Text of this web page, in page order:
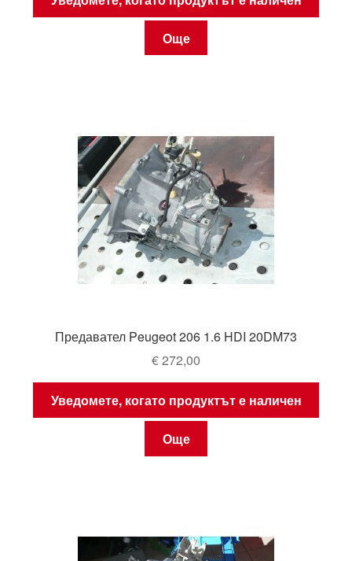
Още
Предавател Peugeot 206 1.6 HDI 20DM73
€272,00
Уведомете, когато продуктът е наличен
Още